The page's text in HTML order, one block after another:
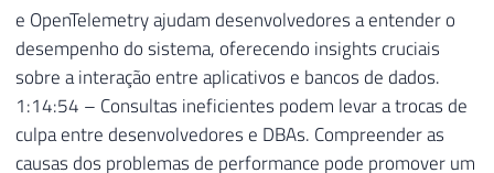
e OpenTelemetry ajudam desenvolvedores a entender o
desempenho do sistema, oferecendo insights cruciais
sobre a interação entre aplicativos e bancos de dados.
1:14:54 – Consultas ineficientes podem levar a trocas de
culpa entre desenvolvedores e DBAs. Compreender as
causas dos problemas de performance pode promover um